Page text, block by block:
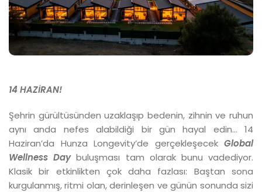
14 HAZİRAN!
Şehrin gürültüsünden uzaklaşıp bedenin, zihnin ve ruhun
aynı anda nefes alabildiği bir gün hayal edin… 14
Haziran’da Hunza Longevity’de gerçekleşecek Global
Wellness Daybuluşması tam olarak bunu vadediyor.
Klasik bir etkinlikten çok daha fazlası: Baştan sona
kurgulanmış, ritmi olan, derinleşen ve günün sonunda sizi